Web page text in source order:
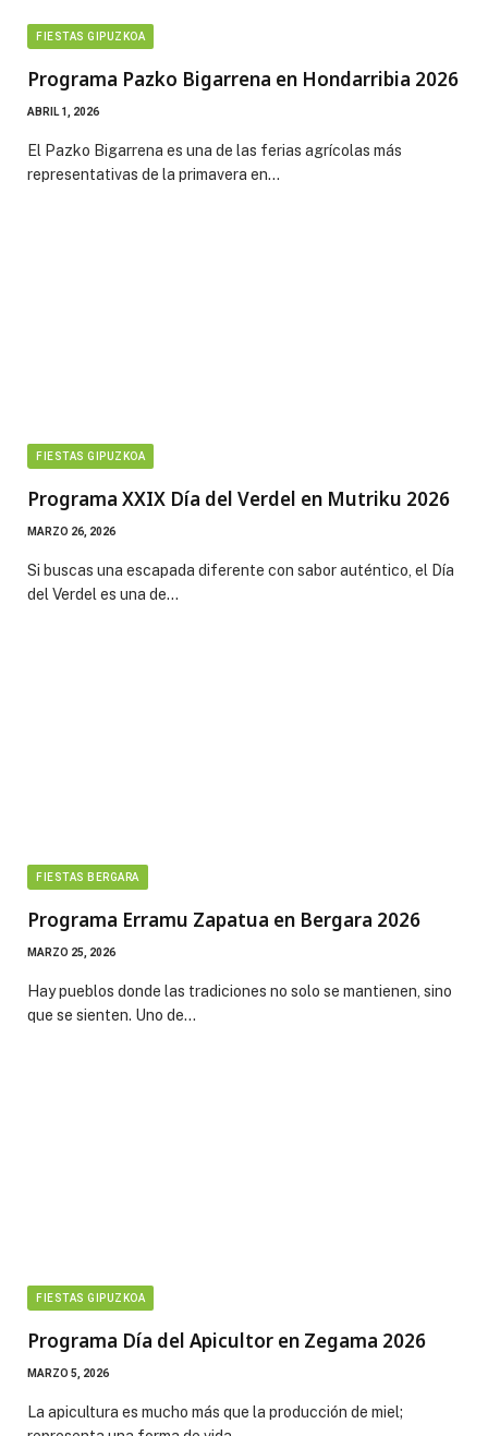
FIESTAS GIPUZKOA
Programa Pazko Bigarrena en Hondarribia 2026
ABRIL 1, 2026
El Pazko Bigarrena es una de las ferias agrícolas más
representativas de la primavera en…
FIESTAS GIPUZKOA
Programa XXIX Día del Verdel en Mutriku 2026
MARZO 26, 2026
Si buscas una escapada diferente con sabor auténtico, el Día
del Verdel es una de…
FIESTAS BERGARA
Programa Erramu Zapatua en Bergara 2026
MARZO 25, 2026
Hay pueblos donde las tradiciones no solo se mantienen, sino
que se sienten. Uno de…
FIESTAS GIPUZKOA
Programa Día del Apicultor en Zegama 2026
MARZO 5, 2026
La apicultura es mucho más que la producción de miel;